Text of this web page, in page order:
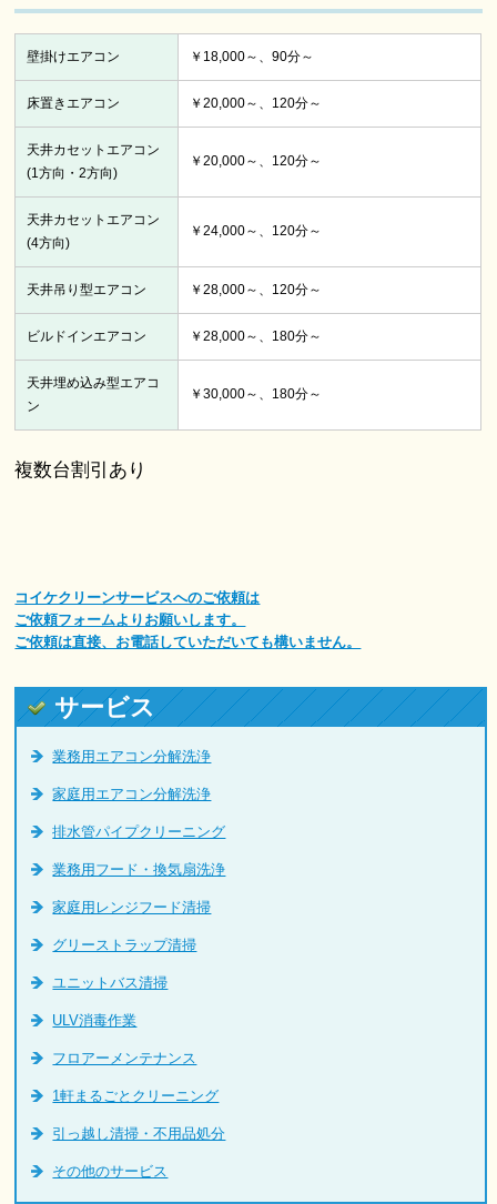
壁掛けエアコン ￥18,000～、90分～
床置きエアコン ￥20,000～、120分～
天井カセットエアコン
(1方向・2方向)
￥20,000～、120分～
天井カセットエアコン
(4方向)
￥24,000～、120分～
天井吊り型エアコン ￥28,000～、120分～
ビルドインエアコン ￥28,000～、180分～
天井埋め込み型エアコ
ン
￥30,000～、180分～
複数台割引あり
コイケクリーンサービスへのご依頼は
ご依頼フォームよりお願いします。
ご依頼は直接、お電話していただいても構いません。
サービス
業務用エアコン分解洗浄
家庭用エアコン分解洗浄
排水管パイプクリーニング
業務用フード・換気扇洗浄
家庭用レンジフード清掃
グリーストラップ清掃
ユニットバス清掃
ULV消毒作業
フロアーメンテナンス
1軒まるごとクリーニング
引っ越し清掃・不用品処分
その他のサービス